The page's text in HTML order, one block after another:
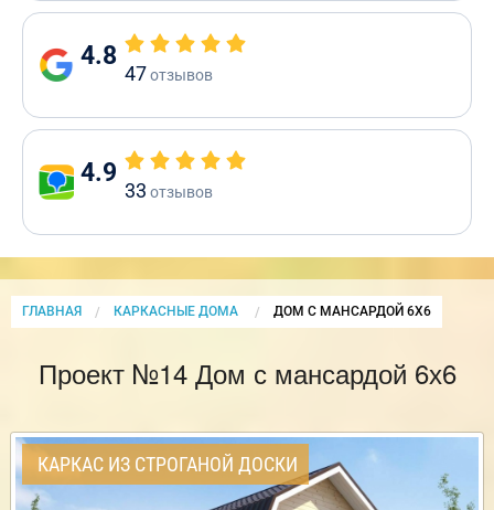
4.8
47отзывов
4.9
33 отзывов
ГЛАВНАЯ КАРКАСНЫЕ ДОМА CURRENT:
ДОМ С МАНСАРДОЙ 6Х6
Проект №14 Дом с мансардой 6х6
КАРКАС ИЗ СТРОГАНОЙ ДОСКИ